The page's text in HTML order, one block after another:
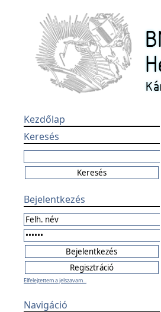
Kezdőlap
Keresés
Bejelentkezés
Elfelejtettem a jelszavam...
Navigáció